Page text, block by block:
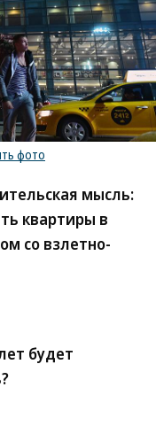
фото
мысль:
квартиры в
со взлетно-
будет